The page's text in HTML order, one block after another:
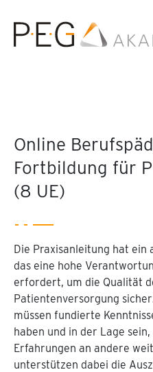
Online
Fortbildung für
(8 UE)
Die Praxisanleitung hat ein
das eine hohe
erfordert, um die Qualität
Patientenversorgung
müssen fundierte
haben und in der Lage
Erfahrungen an andere
unterstützen dabei die